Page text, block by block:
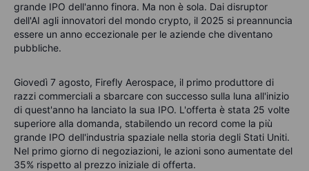
grande IPO dell'anno finora. Ma non è sola. Dai disruptor
dell'AI agli innovatori del mondo crypto, il 2025 si preannuncia
essere un anno eccezionale per le aziende che diventano
pubbliche.
Giovedì 7 agosto, Firefly Aerospace, il primo produttore di
razzi commerciali a sbarcare con successo sulla luna all'inizio
di quest'anno ha lanciato la sua IPO. L'offerta è stata 25 volte
superiore alla domanda, stabilendo un record come la più
grande IPO dell'industria spaziale nella storia degli Stati Uniti.
Nel primo giorno di negoziazioni, le azioni sono aumentate del
35% rispetto al prezzo iniziale di offerta.